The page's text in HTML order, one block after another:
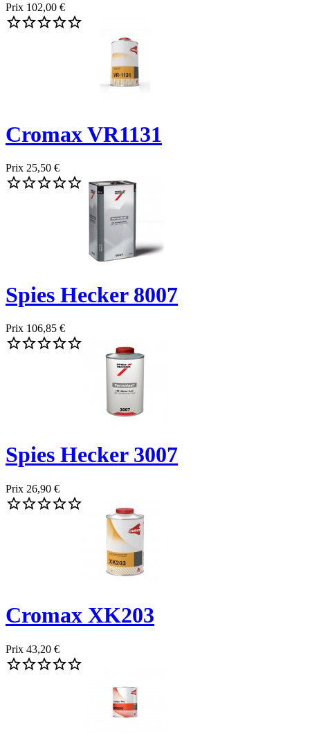
Prix 102,00 €

Cromax VR1131
Prix 25,50 €

Spies Hecker 8007
Prix 106,85 €

Spies Hecker 3007
Prix 26,90 €

Cromax XK203
Prix 43,20 €
